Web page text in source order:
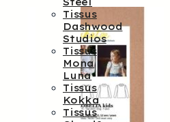
Tissus
Dashwood
Studios
Tissus
Mona
Luna
Tissus
Kokka
Tissus